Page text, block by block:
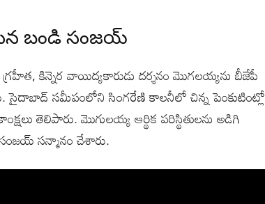
బండి సంజయ్
గ్రహీత, కిన్నెర వాయిద్యకారుడు దర్శనం మొగలయ్యను బీజేపీ
సైదాబాద్ సమీపంలోని సింగరేణి కాలనీలో చిన్న పెంకుటింట్లో
తెలిపారు. మొగులయ్య ఆర్థిక పరిస్థితులను అడిగి
సంజయ్ సన్మానం చేశారు.